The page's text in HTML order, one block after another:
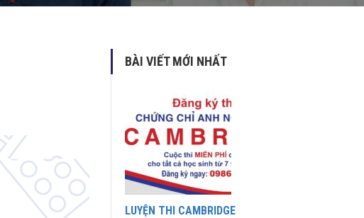
BÀI VIẾT MỚI NHẤT
LUYỆN THI CAMBRIDGE